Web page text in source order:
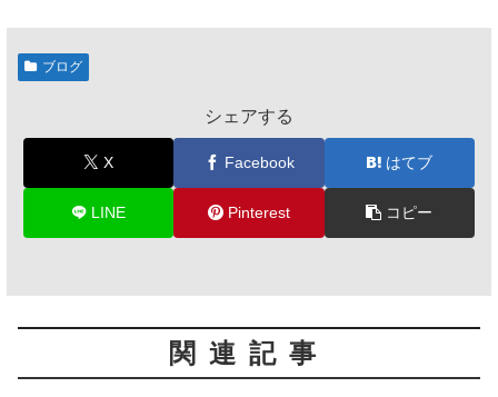
c
e
b
o
k
tt
ail
ブログ
シェアする
X Facebook はてブ
LINE Pinterest コピー
関連記事